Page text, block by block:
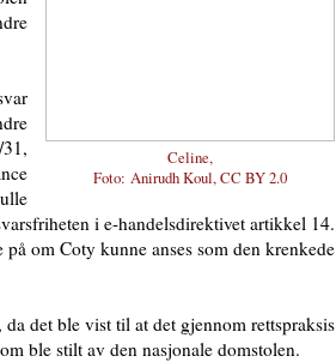
Celine,
Foto: Anirudh Koul, CC BY 2.0
i e-handelsdirektivet artikkel 14.
om Coty kunne anses som den krenkede
det ble vist til at det gjennom rettspraksis
ble stilt av den nasjonale domstolen.